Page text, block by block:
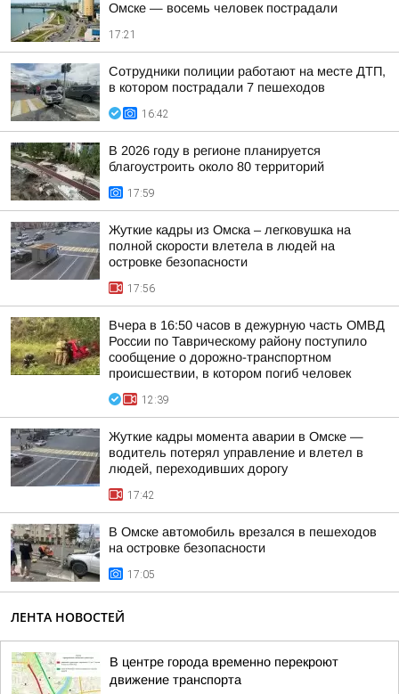
Омске — восемь человек пострадали
17:21
Сотрудники полиции работают на месте ДТП,
в котором пострадали 7 пешеходов
16:42
В 2026 году в регионе планируется
благоустроить около 80 территорий
17:59
Жуткие кадры из Омска – легковушка на
полной скорости влетела в людей на
островке безопасности
17:56
Вчера в 16:50 часов в дежурную часть ОМВД
России по Таврическому району поступило
сообщение о дорожно-транспортном
происшествии, в котором погиб человек
12:39
Жуткие кадры момента аварии в Омске —
водитель потерял управление и влетел в
людей, переходивших дорогу
17:42
В Омске автомобиль врезался в пешеходов
на островке безопасности
17:05
ЛЕНТА НОВОСТЕЙ
В центре города временно перекроют
движение транспорта